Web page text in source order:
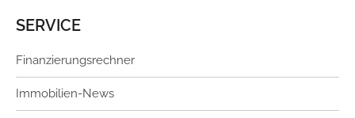
SERVICE
Finanzierungsrechner
Immobilien-News